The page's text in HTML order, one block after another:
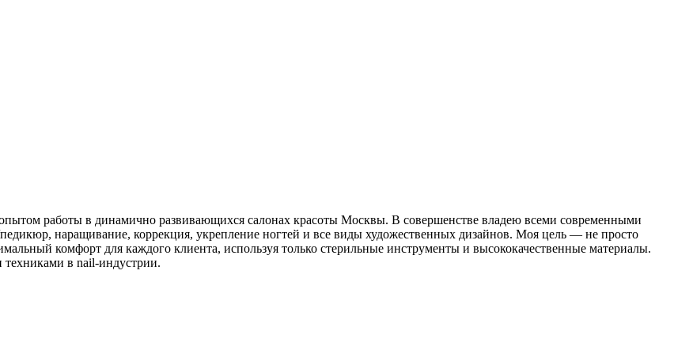
работы в динамично развивающихся салонах красоты Москвы. В совершенстве владею всеми современными
наращивание, коррекция, укрепление ногтей и все виды художественных дизайнов. Моя цель — не просто
комфорт для каждого клиента, используя только стерильные инструменты и высококачественные материалы.
в nail-индустрии.